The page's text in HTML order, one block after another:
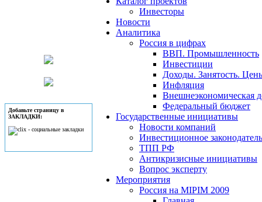
Добавьте страницу в
ЗАКЛАДКИ:
Инвесторы
Новости
Аналитика
Россия в цифрах
ВВП. Промышленность
Инвестиции
Доходы. Занятость.
Инфляция
Внешнеэкономическая
Федеральный бюджет
Государственные инициативы
Новости компаний
Инвестиционное
ТПП РФ
Антикризисные инициативы
Вопрос эксперту
Мероприятия
Россия на MIPIM 2009